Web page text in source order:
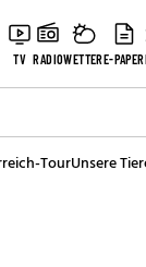
TV RADIOWETTERE-PAPER
TourUnsere